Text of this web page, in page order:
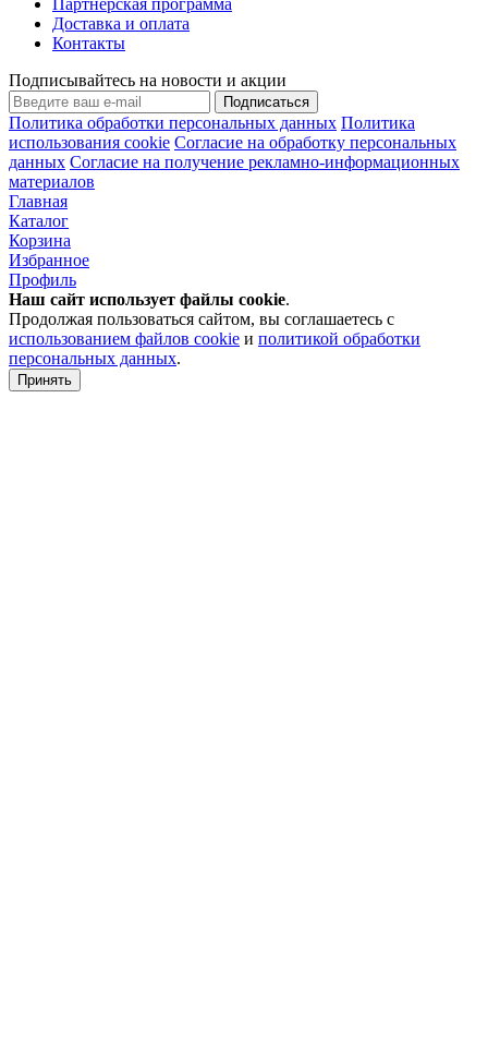
Партнерская программа
Доставка и оплата
Контакты
Подписывайтесь на новости и акции
Подписаться
Политика обработки персональных данных Политика
использования cookie Согласие на обработку персональных
данных Согласие на получение рекламно-информационных
материалов
Главная
Каталог
Корзина
Избранное
Профиль
Наш сайт использует файлы cookie.
Продолжая пользоваться сайтом, вы соглашаетесь с
использованием файлов cookie и политикой обработки
персональных данных.
Принять